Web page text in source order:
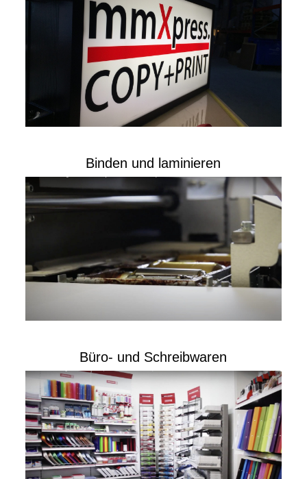
Binden und laminieren
Büro- und Schreibwaren